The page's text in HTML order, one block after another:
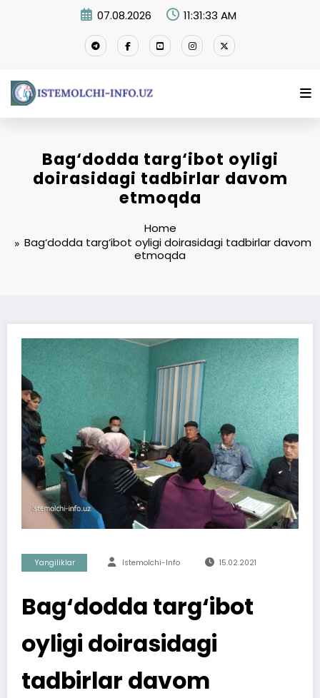
07.08.2026 11:31:33 AM
Bag‘dodda targ‘ibot oyligi
doirasidagi tadbirlar davom
etmoqda
Home
Bag‘dodda targ‘ibot oyligi doirasidagi tadbirlar davom
etmoqda
Yangiliklar Istemolchi-Info 15.02.2021
Bag‘dodda targ‘ibot
oyligi doirasidagi
tadbirlar davom